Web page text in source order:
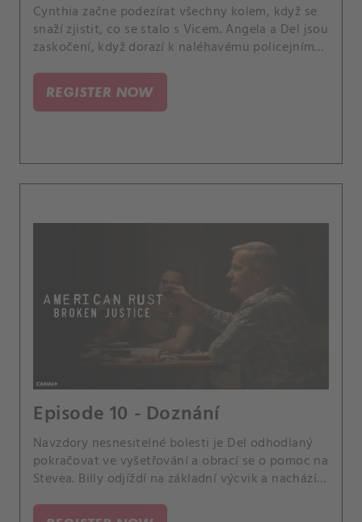
Cynthia začne podezírat všechny kolem, když se
snaží zjistit, co se stalo s Vicem. Angela a Del jsou
zaskočení, když dorazí k naléhavému policejnímu
REGISTER NOW
Episode 10 - Doznání
Navzdory nesnesitelné bolesti je Del odhodlaný
pokračovat ve vyšetřování a obrací se o pomoc na
Stevea. Billy odjíždí na základní výcvik a nachází